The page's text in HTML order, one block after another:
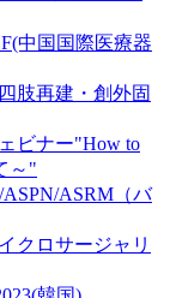
中国国際医療器
肢再建・創外固
ビナー"How to
～"
ASRM（バ
クロサージャリ